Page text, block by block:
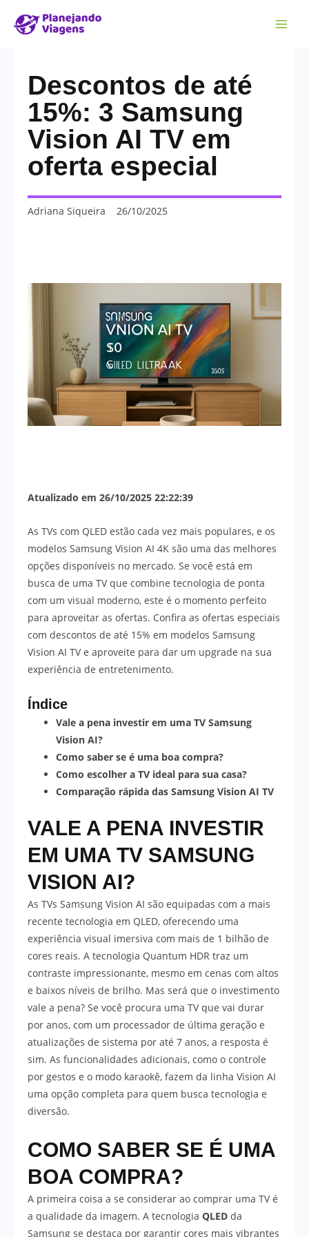
Descontos de até
15%: 3 Samsung
Vision AI TV em
oferta especial
Adriana Siqueira 26/10/2025
Atualizado em 26/10/2025 22:22:39
As TVs com QLED estão cada vez mais populares, e os
modelos Samsung Vision AI 4K são uma das melhores
opções disponíveis no mercado. Se você está em
busca de uma TV que combine tecnologia de ponta
com um visual moderno, este é o momento perfeito
para aproveitar as ofertas. Confira as ofertas especiais
com descontos de até 15% em modelos Samsung
Vision AI TV e aproveite para dar um upgrade na sua
experiência de entretenimento.
Índice
Vale a pena investir em uma TV Samsung
Vision AI?
Como saber se é uma boa compra?
Como escolher a TV ideal para sua casa?
Comparação rápida das Samsung Vision AI TV
VALE A PENA INVESTIR
EM UMA TV SAMSUNG
VISION AI?
As TVs Samsung Vision AI são equipadas com a mais
recente tecnologia em QLED, oferecendo uma
experiência visual imersiva com mais de 1 bilhão de
cores reais. A tecnologia Quantum HDR traz um
contraste impressionante, mesmo em cenas com altos
e baixos níveis de brilho. Mas será que o investimento
vale a pena? Se você procura uma TV que vai durar
por anos, com um processador de última geração e
atualizações de sistema por até 7 anos, a resposta é
sim. As funcionalidades adicionais, como o controle
por gestos e o modo karaokê, fazem da linha Vision AI
uma opção completa para quem busca tecnologia e
diversão.
COMO SABER SE É UMA
BOA COMPRA?
A primeira coisa a se considerar ao comprar uma TV é
a qualidade da imagem. A tecnologia QLED da
Samsung se destaca por garantir cores mais vibrantes